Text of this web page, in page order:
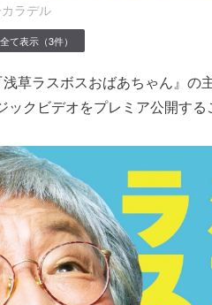
ラデル
て表示（3件）
草ラスボスおばあちゃん』の
クビデオをプレミア公開する